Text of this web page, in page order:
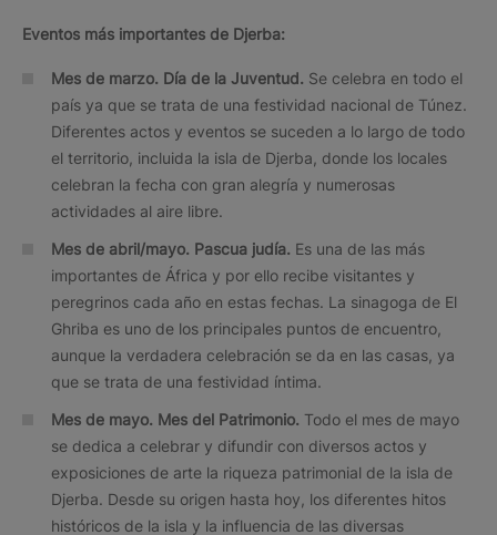
Eventos más importantes de Djerba:
Mes de marzo. Día de la Juventud. Se celebra en todo el
país ya que se trata de una festividad nacional de Túnez.
Diferentes actos y eventos se suceden a lo largo de todo
el territorio, incluida la isla de Djerba, donde los locales
celebran la fecha con gran alegría y numerosas
actividades al aire libre.
Mes de abril/mayo. Pascua judía. Es una de las más
importantes de África y por ello recibe visitantes y
peregrinos cada año en estas fechas. La sinagoga de El
Ghriba es uno de los principales puntos de encuentro,
aunque la verdadera celebración se da en las casas, ya
que se trata de una festividad íntima.
Mes de mayo. Mes del Patrimonio. Todo el mes de mayo
se dedica a celebrar y difundir con diversos actos y
exposiciones de arte la riqueza patrimonial de la isla de
Djerba. Desde su origen hasta hoy, los diferentes hitos
históricos de la isla y la influencia de las diversas